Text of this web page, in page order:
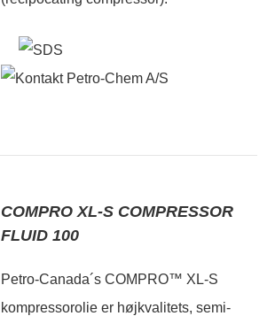
COMPRO XL-S COMPRESSOR
FLUID 100
Petro-Canada´s COMPRO™ XL-S
kompressorolie er højkvalitets, semi-